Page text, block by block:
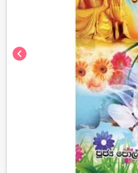
chevron_left